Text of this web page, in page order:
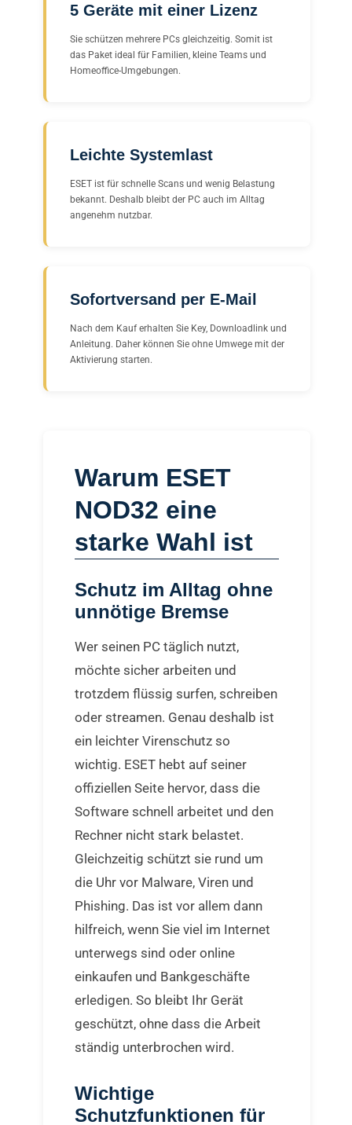
5 Geräte mit einer Lizenz
Sie schützen mehrere PCs gleichzeitig. Somit ist
das Paket ideal für Familien, kleine Teams und
Homeoffice-Umgebungen.
Leichte Systemlast
ESET ist für schnelle Scans und wenig Belastung
bekannt. Deshalb bleibt der PC auch im Alltag
angenehm nutzbar.
Sofortversand per E-Mail
Nach dem Kauf erhalten Sie Key, Downloadlink und
Anleitung. Daher können Sie ohne Umwege mit der
Aktivierung starten.
Warum ESET
NOD32 eine
starke Wahl ist
Schutz im Alltag ohne
unnötige Bremse
Wer seinen PC täglich nutzt,
möchte sicher arbeiten und
trotzdem flüssig surfen, schreiben
oder streamen. Genau deshalb ist
ein leichter Virenschutz so
wichtig. ESET hebt auf seiner
offiziellen Seite hervor, dass die
Software schnell arbeitet und den
Rechner nicht stark belastet.
Gleichzeitig schützt sie rund um
die Uhr vor Malware, Viren und
Phishing. Das ist vor allem dann
hilfreich, wenn Sie viel im Internet
unterwegs sind oder online
einkaufen und Bankgeschäfte
erledigen. So bleibt Ihr Gerät
geschützt, ohne dass die Arbeit
ständig unterbrochen wird.
Wichtige
Schutzfunktionen für